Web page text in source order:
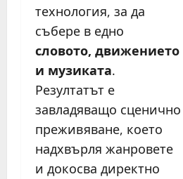
технология, за да
събере в едно
словото, движението
и музиката.
Резултатът е
завладяващо сценично
преживяване, което
надхвърля жанровете
и докосва директно